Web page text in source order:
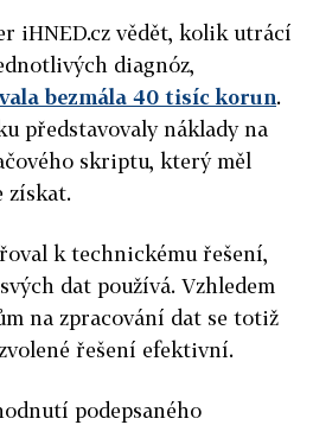
iHNED.cz vědět, kolik utrácí
diagnóz,
bezmála 40 tisíc korun.
představovaly náklady na
skriptu, který měl
získat.
k technickému řešení,
dat používá. Vzhledem
na zpracování dat se totiž
řešení efektivní.
podepsaného